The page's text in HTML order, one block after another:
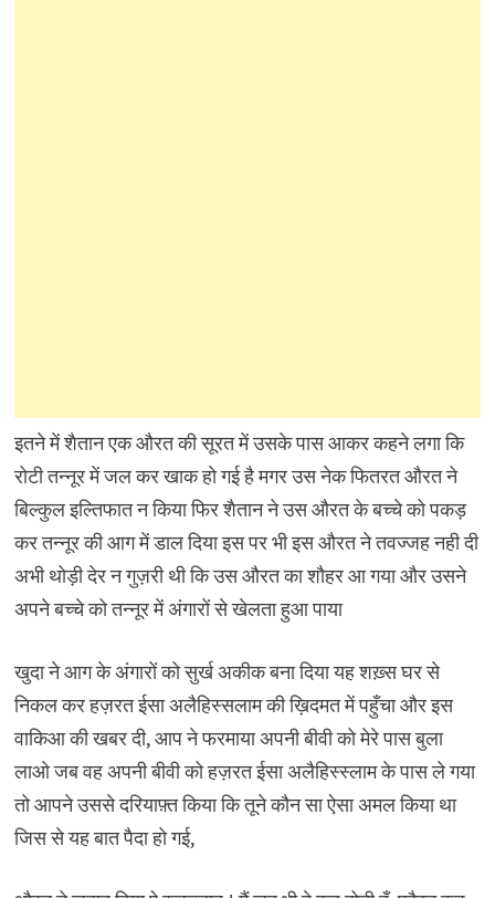
इतने में शैतान एक औरत की सूरत में उसके पास आकर कहने लगा कि
रोटी तन्नूर में जल कर खाक हो गई है मगर उस नेक फितरत औरत ने
बिल्कुल इल्तिफात न किया फिर शैतान ने उस औरत के बच्चे को पकड़
कर तन्नूर की आग में डाल दिया इस पर भी इस औरत ने तवज्जह नही दी
अभी थोड़ी देर न गुज़री थी कि उस औरत का शौहर आ गया और उसने
अपने बच्चे को तन्नूर में अंगारों से खेलता हुआ पाया
खुदा ने आग के अंगारों को सुर्ख अकीक बना दिया यह शख़्स घर से
निकल कर हज़रत ईसा अलैहिस्सलाम की ख़िदमत में पहुँचा और इस
वाकिआ की खबर दी, आप ने फरमाया अपनी बीवी को मेरे पास बुला
लाओ जब वह अपनी बीवी को हज़रत ईसा अलैहिस्स्लाम के पास ले गया
तो आपने उससे दरियाफ़्त किया कि तूने कौन सा ऐसा अमल किया था
जिस से यह बात पैदा हो गई,